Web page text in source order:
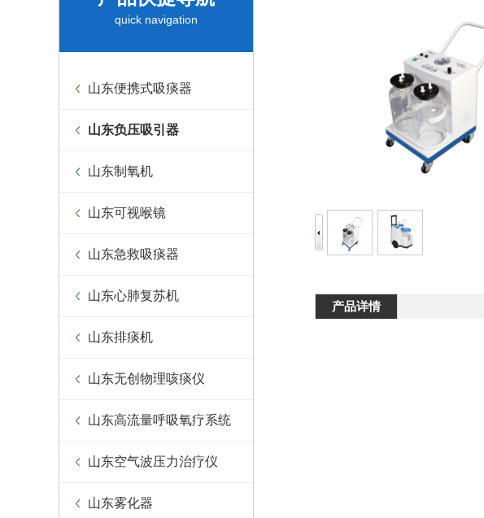
quick navigation
山东便携式吸痰器
山东负压吸引器
山东制氧机
山东可视喉镜
山东急救吸痰器
山东心肺复苏机
山东排痰机
山东无创物理咳痰仪
山东高流量呼吸氧疗系统
山东空气波压力治疗仪
山东雾化器
产品详情